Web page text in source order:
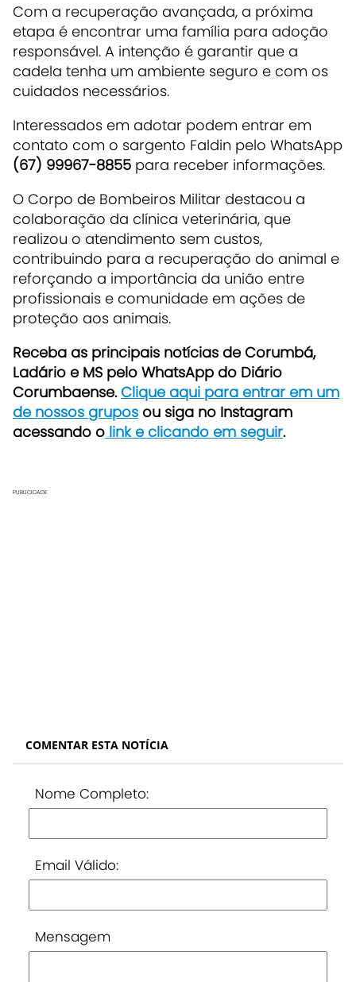
Com a recuperação avançada, a próxima
etapa é encontrar uma família para adoção
responsável. A intenção é garantir que a
cadela tenha um ambiente seguro e com os
cuidados necessários.
Interessados em adotar podem entrar em
contato com o sargento Faldin pelo WhatsApp
(67) 99967-8855 para receber informações.
O Corpo de Bombeiros Militar destacou a
colaboração da clínica veterinária, que
realizou o atendimento sem custos,
contribuindo para a recuperação do animal e
reforçando a importância da união entre
profissionais e comunidade em ações de
proteção aos animais.
Receba as principais notícias de Corumbá,
Ladário e MS pelo WhatsApp do Diário
Corumbaense.Clique aqui para entrar em um
de nossos grupos ou siga no Instagram
acessando o link e clicando em seguir.
PUBLICIDADE
COMENTAR ESTA NOTÍCIA
Nome Completo:
Email Válido:
Mensagem